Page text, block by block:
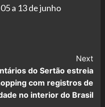
05 a 13 de junho
Next
do Sertão estreia
com registros de
no interior do Brasil